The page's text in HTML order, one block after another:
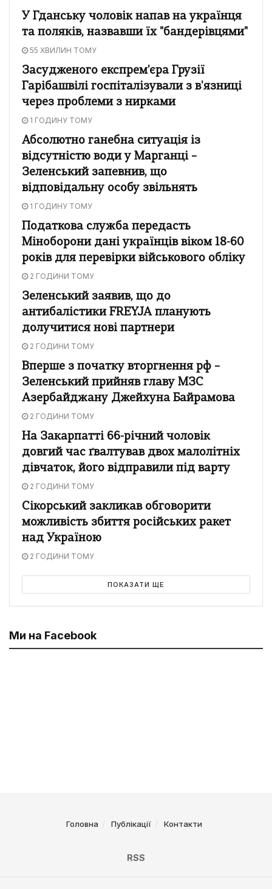
У Гданську чоловік напав на українця
та поляків, назвавши їх "бандерівцями"
55 ХВИЛИН ТОМУ
Засудженого експрем'єра Грузії
Гарібашвілі госпіталізували з в'язниці
через проблеми з нирками
1 ГОДИНУ ТОМУ
Абсолютно ганебна ситуація із
відсутністю води у Марганці –
Зеленський запевнив, що
відповідальну особу звільнять
1 ГОДИНУ ТОМУ
Податкова служба передасть
Міноборони дані українців віком 18-60
років для перевірки військового обліку
2 ГОДИНИ ТОМУ
Зеленський заявив, що до
антибалістики FREYJA планують
долучитися нові партнери
2 ГОДИНИ ТОМУ
Вперше з початку вторгнення рф –
Зеленський прийняв главу МЗС
Азербайджану Джейхуна Байрамова
2 ГОДИНИ ТОМУ
На Закарпатті 66-річний чоловік
довгий час ґвалтував двох малолітніх
дівчаток, його відправили під варту
2 ГОДИНИ ТОМУ
Сікорський закликав обговорити
можливість збиття російських ракет
над Україною
2 ГОДИНИ ТОМУ
ПОКАЗАТИ ЩЕ
Ми на Facebook
Головна Публікації Контакти
RSS